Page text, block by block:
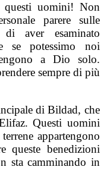
questi uomini! Non
parere sulle
aver esaminato
se potessimo noi
a Dio solo.
sempre di più
di Bildad, che
Questi uomini
appartengono
queste benedizioni
sta camminando in